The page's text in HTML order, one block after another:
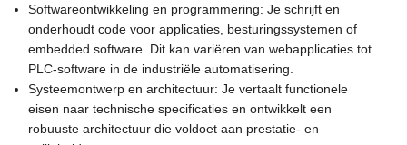
Softwareontwikkeling en programmering: Je schrijft en
onderhoudt code voor applicaties, besturingssystemen of
embedded software. Dit kan variëren van webapplicaties tot
PLC-software in de industriële automatisering.
Systeemontwerp en architectuur: Je vertaalt functionele
eisen naar technische specificaties en ontwikkelt een
robuuste architectuur die voldoet aan prestatie- en